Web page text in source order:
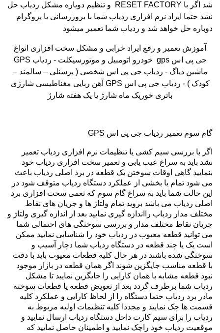
شد اگر با RESET FACTORY
و تنظیم دوباره مشکل ردیاب حل
نشد حتما ایراد نرم افزاری ردیاب شما با بروزرسانی یا پروگرام
دوباره حل خواهد شد و ردیاب شما تعمیر میشود
آموزش تعمیر و رفع ایراد خرابی و مشکل سخت افزاری انواع
جی پی اسgps خودرو اتومبیل و موتورسیکلت - ردیاب GPS
ماشین دیاگ - ردیاب جی پی اس شخصی ( پرسنلی – سالمند –
کودک ) - ردیاب جی پی اس GPS آهن ربایی مغناطیسی شارژی
باتری خوریک ماه شارژ یا یک هفته شارژ
گام سوم تعمیر ردیاب جی پی اس GPS
اگر با بررسی سیم کشی یا تنظیمات نرم افزاری ردیاب تعمیر
نشد باید به سراغ عیب یابی و تعمیر سخت افزاری ردیاب خود
بنمایید گاهی اوقات سوختن یک قطعه در برد اصلی ردیاب باعث
می شود تمام یا بخشی از عملکرد دستگاه ردیاب متوقف شود در
این حالت شما باید به سراغ گام سوم که تعمی سخت افزاری برد
اصلی ردیاب می باشد بروید تمام ولتاژ ها و جریان های نقاط
مختلف مدار ردیاب رااندازه گیری نمایید بعد از اندازه گیری ولتاژ و
جریان نقاط مختلف مدار و بررسی سوختگی های احتمالی شما
می توانید قطعه معیوب در ردیاب خود را شناسایی نمایید ممکن
است یک یا چند قطعه در دستگاه ردیاب شما دچار آسیب و
سوختگی شده باشند در هر حال کلیه قطعات معیوب باید با دقت
با قطعه مناسب جایگزین شوند اگر همان قطعه در بازار موجود
نبود قطعه مشابه با همان کارایی را جایگزین نمایید تا مشکل
ردیاب شما برطرف گردد بعد از تعویض قطعه یا قطعات سوخته
مادر برد ردیاب حتما دستگاه را از لحاظ کارایی و عملکرد کلیه
قسمت ها چک نمایید و مجددا کلیه تنظیمات اولیه مربوط به
ردیاب را برای سیم کارت داخل دستگاه ردیاب ارسال نمایید و
موقعیت ردیاب خود راچک نمایید و اطمینان حاصل نمایید که